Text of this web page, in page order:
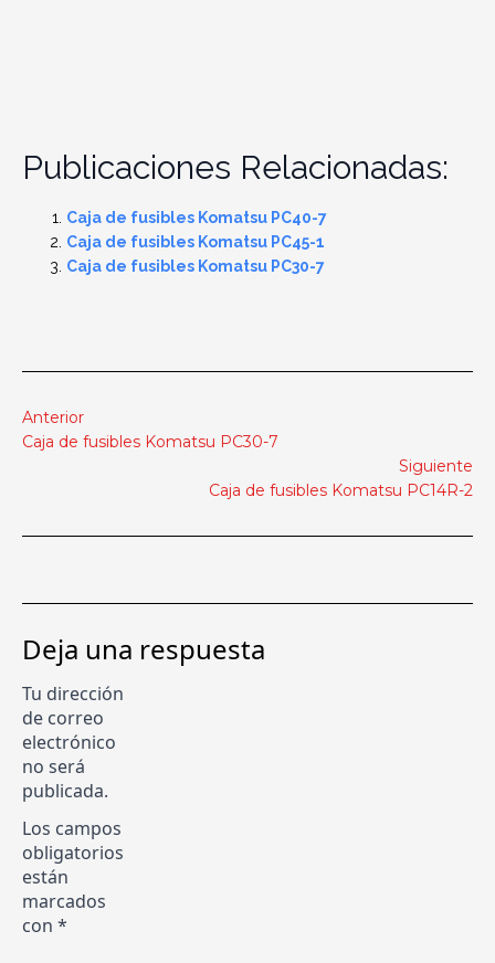
Publicaciones Relacionadas:
Caja de fusibles Komatsu PC40-7
Caja de fusibles Komatsu PC45-1
Caja de fusibles Komatsu PC30-7
Anterior
Caja de fusibles Komatsu PC30-7
Siguiente
Caja de fusibles Komatsu PC14R-2
Deja una respuesta
Tu dirección
de correo
electrónico
no será
publicada.
Los campos
obligatorios
están
marcados
con *